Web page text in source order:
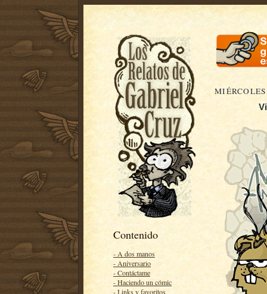
Contenido
- A dos manos
- Aniversario
- Contáctame
- Haciendo un cómic
- Links y favoritos